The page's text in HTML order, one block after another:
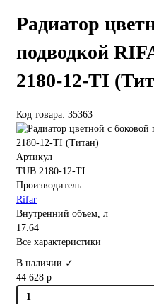
Радиатор
подводкой
2180-12-TI
Код товара: 35363
Артикул
TUB 2180-12-TI
Производитель
Rifar
Внутренний объем, л
17.64
Все характеристики
В наличии ✓
44 628 р